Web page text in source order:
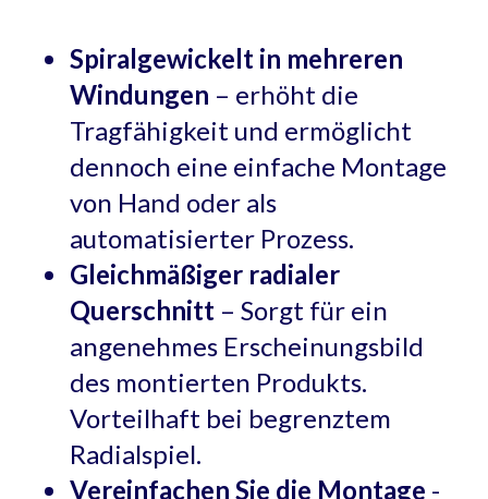
Spiralgewickelt in mehreren
Windungen – erhöht die
Tragfähigkeit und ermöglicht
dennoch eine einfache Montage
von Hand oder als
automatisierter Prozess.
Gleichmäßiger radialer
Querschnitt – Sorgt für ein
angenehmes Erscheinungsbild
des montierten Produkts.
Vorteilhaft bei begrenztem
Radialspiel.
Vereinfachen Sie die Montage -